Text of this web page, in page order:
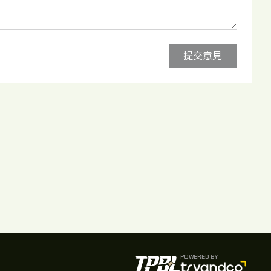
提交意見
POWERED BY